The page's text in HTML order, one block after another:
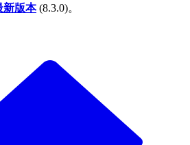
新版本(8.3.0)。